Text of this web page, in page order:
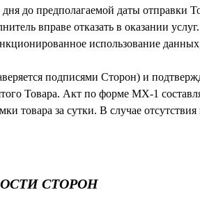
дня до предполагаемой даты отправки
вправе отказать в оказании услуг.
использование
подписями Сторон) и
Товара. Акт по форме МХ-1
товара за сутки. В случае
СТОРОН